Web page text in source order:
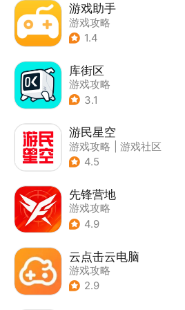
游戏助手
游戏攻略
1.4
库街区
游戏攻略
3.1
游民星空
游戏攻略
游戏社区
4.5
先锋营地
游戏攻略
4.9
云点击云电脑
游戏攻略
2.9